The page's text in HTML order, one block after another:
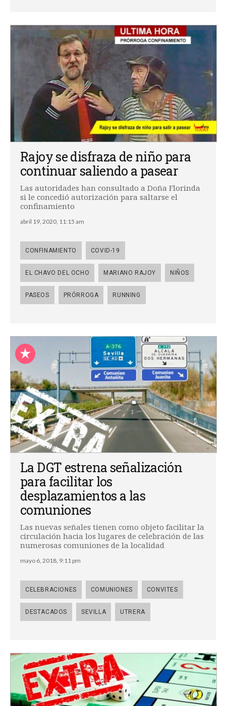
Rajoy se disfraza de niño para
continuar saliendo a pasear
Las autoridades han consultado a Doña Florinda
si le concedió autorización para saltarse el
confinamiento
abril 19, 2020, 11:15 am
CONFINAMIENTO COVID-19
EL CHAVO DEL OCHO MARIANO RAJOY NIÑOS
PASEOS PRÓRROGA RUNNING
La DGT estrena señalización
para facilitar los
desplazamientos a las
comuniones
Las nuevas señales tienen como objeto facilitar la
circulación hacia los lugares de celebración de las
numerosas comuniones de la localidad
mayo 6, 2018, 9:11 pm
CELEBRACIONES COMUNIONES CONVITES
DESTACADOS SEVILLA UTRERA